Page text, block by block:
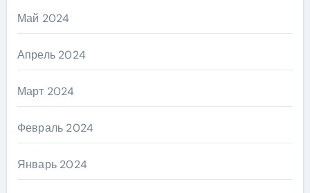
Май 2024
Апрель 2024
Март 2024
Февраль 2024
Январь 2024